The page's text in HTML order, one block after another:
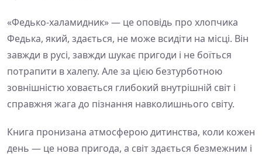
«Федько-халамидник» — це оповідь про хлопчика
Федька, який, здається, не може всидіти на місці. Він
завжди в русі, завжди шукає пригоди і не боїться
потрапити в халепу. Але за цією безтурботною
зовнішністю ховається глибокий внутрішній світ і
справжня жага до пізнання навколишнього світу.
Книга пронизана атмосферою дитинства, коли кожен
день — це нова пригода, а світ здається безмежним і